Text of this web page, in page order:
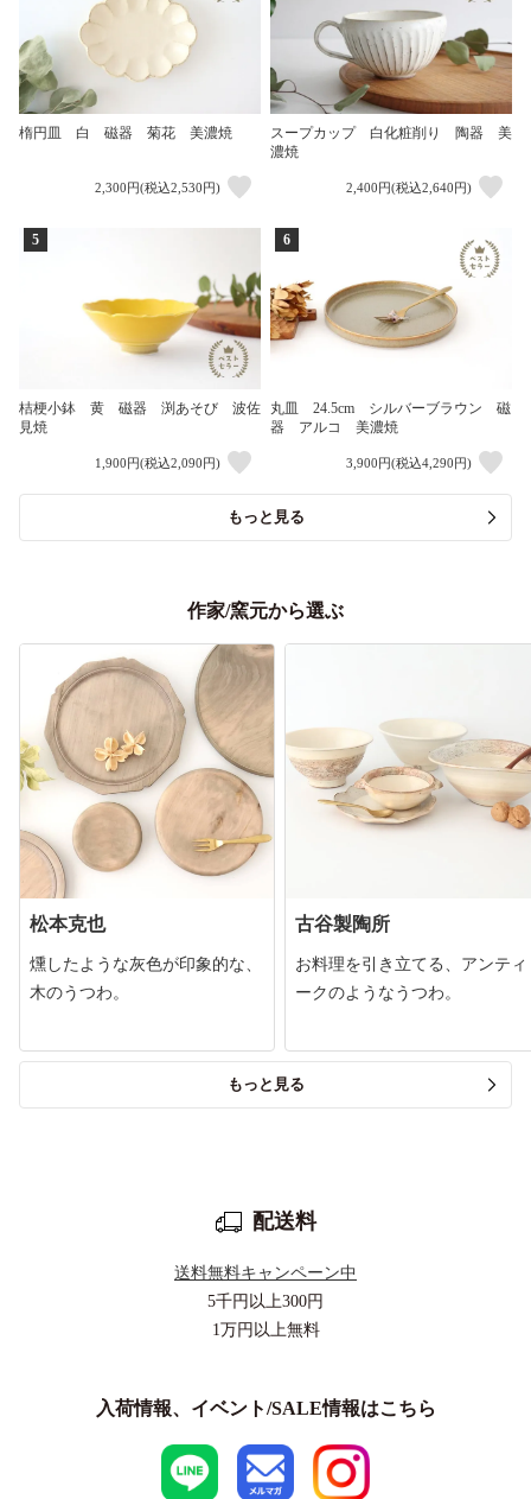
楕円皿 白 磁器 菊花 美濃焼
2,300円(税込2,530円)
スープカップ 白化粧削り 陶器 美
濃焼
2,400円(税込2,640円)
5
桔梗小鉢 黄 磁器 渕あそび 波佐
見焼
1,900円(税込2,090円)
6
丸皿 24.5cm シルバーブラウン 磁
器 アルコ 美濃焼
3,900円(税込4,290円)
もっと見る
作家/窯元から選ぶ
松本克也
燻したような灰色が印象的な、
木のうつわ。
古谷製陶所
お料理を引き立てる、アンティ
ークのようなうつわ。
もっと見る
配送料
送料無料キャンペーン中
5千円以上300円
1万円以上無料
入荷情報、イベント/SALE情報はこちら